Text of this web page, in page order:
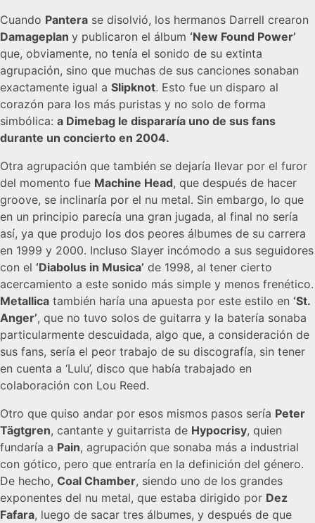
Cuando Pantera se disolvió, los hermanos Darrell crearon
Damageplan y publicaron el álbum ‘New Found Power’
que, obviamente, no tenía el sonido de su extinta
agrupación, sino que muchas de sus canciones sonaban
exactamente igual a Slipknot. Esto fue un disparo al
corazón para los más puristas y no solo de forma
simbólica: a Dimebag le dispararía uno de sus fans
durante un concierto en 2004.
Otra agrupación que también se dejaría llevar por el furor
del momento fue Machine Head, que después de hacer
groove, se inclinaría por el nu metal. Sin embargo, lo que
en un principio parecía una gran jugada, al final no sería
así, ya que produjo los dos peores álbumes de su carrera
en 1999 y 2000. Incluso Slayer incómodo a sus seguidores
con el ‘Diabolus in Musica’ de 1998, al tener cierto
acercamiento a este sonido más simple y menos frenético.
Metallica también haría una apuesta por este estilo en ‘St.
Anger’, que no tuvo solos de guitarra y la batería sonaba
particularmente descuidada, algo que, a consideración de
sus fans, sería el peor trabajo de su discografía, sin tener
en cuenta a ‘Lulu’, disco que había trabajado en
colaboración con Lou Reed.
Otro que quiso andar por esos mismos pasos sería Peter
Tägtgren, cantante y guitarrista de Hypocrisy, quien
fundaría a Pain, agrupación que sonaba más a industrial
con gótico, pero que entraría en la definición del género.
De hecho, Coal Chamber, siendo uno de los grandes
exponentes del nu metal, que estaba dirigido por Dez
Fafara, luego de sacar tres álbumes, y después de que